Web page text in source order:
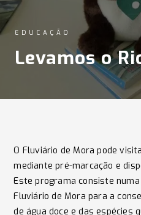
EDUCAÇÃO
Levamos o
O Fluviário de Mora pode
mediante pré-marcação e
Este programa consiste
Fluviário de Mora para a
de água doce e das espécies